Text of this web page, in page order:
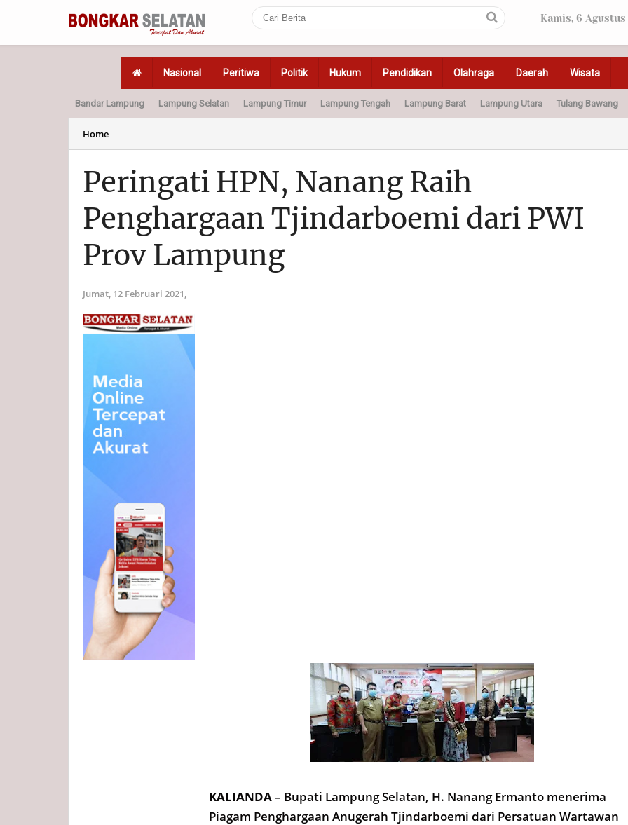
Kamis, 6 Agustus
Nasional Peritiwa Politik Hukum Pendidikan Olahraga Daerah Wisata
Home Politik Hukum Peristiwa Olahraga Pendidikan Otomotif
Bandar Lampung Lampung Selatan Lampung Timur Lampung Tengah Lampung Barat Lampung Utara Tulang Bawang
Home
Peringati HPN, Nanang Raih
Penghargaan Tjindarboemi dari PWI
Prov Lampung
Jumat, 12 Februari 2021,
KALIANDA– Bupati Lampung Selatan, H. Nanang Ermanto menerima
Piagam Penghargaan Anugerah Tjindarboemi dari Persatuan Wartawan